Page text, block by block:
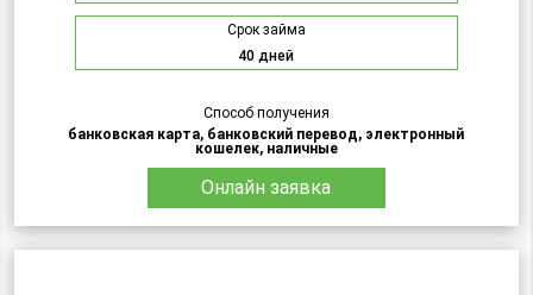
Срок займа
40 дней
Способ получения
банковская карта, банковский перевод, электронный
кошелек, наличные
Онлайн заявка